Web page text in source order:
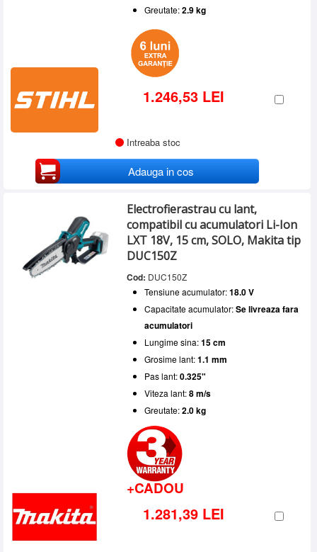
Greutate:2.9 kg
1.246,53 LEI
Intreaba stoc
Adauga in cos
Electrofierastrau cu lant,
compatibil cu acumulatori Li-Ion
LXT 18V, 15 cm, SOLO, Makita tip
DUC150Z
Cod: DUC150Z
Tensiune acumulator:18.0 V
Capacitate acumulator:Se livreaza fara
acumulatori
Lungime sina:15 cm
Grosime lant:1.1 mm
Pas lant:0.325"
Viteza lant:8 m/s
Greutate:2.0 kg
+CADOU
1.281,39 LEI